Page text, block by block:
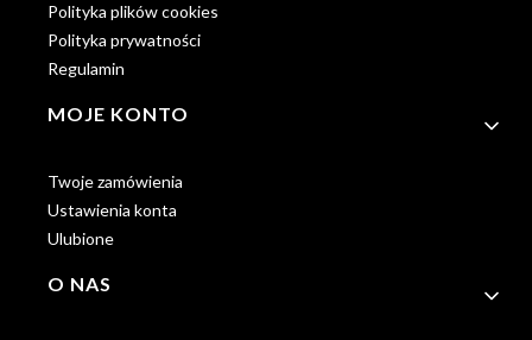
Polityka plików cookies
Polityka prywatności
Regulamin
MOJE KONTO
Twoje zamówienia
Ustawienia konta
Ulubione
O NAS